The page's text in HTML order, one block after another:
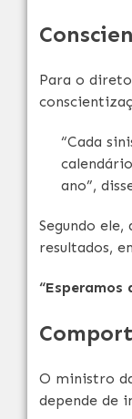
Para o
“Cada
ano”,
Segundo
resultados,
“Esperamos
O ministro
depende de